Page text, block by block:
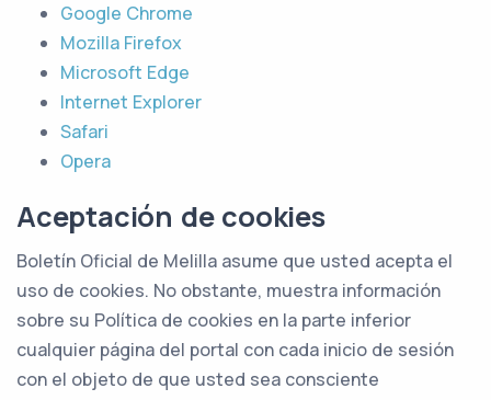
Google Chrome
Mozilla Firefox
Microsoft Edge
Internet Explorer
Safari
Opera
Aceptación de cookies
Boletín Oficial de Melilla asume que usted acepta el
uso de cookies. No obstante, muestra información
sobre su Política de cookies en la parte inferior
cualquier página del portal con cada inicio de sesión
con el objeto de que usted sea consciente